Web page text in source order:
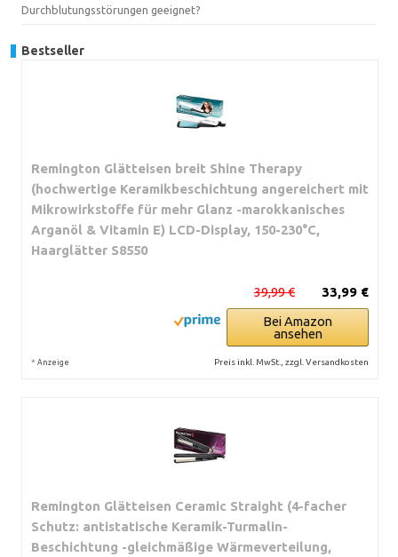
Durchblutungsstörungen geeignet?
Bestseller
Remington Glätteisen breit Shine Therapy
(hochwertige Keramikbeschichtung angereichert mit
Mikrowirkstoffe für mehr Glanz -marokkanisches
Arganöl & Vitamin E) LCD-Display, 150-230°C,
Haarglätter S8550
33,99 €
39,99 €
Bei Amazon
ansehen
* Anzeige Preis inkl. MwSt., zzgl. Versandkosten
Remington Glätteisen Ceramic Straight (4-facher
Schutz: antistatische Keramik-Turmalin-
Beschichtung -gleichmäßige Wärmeverteilung,